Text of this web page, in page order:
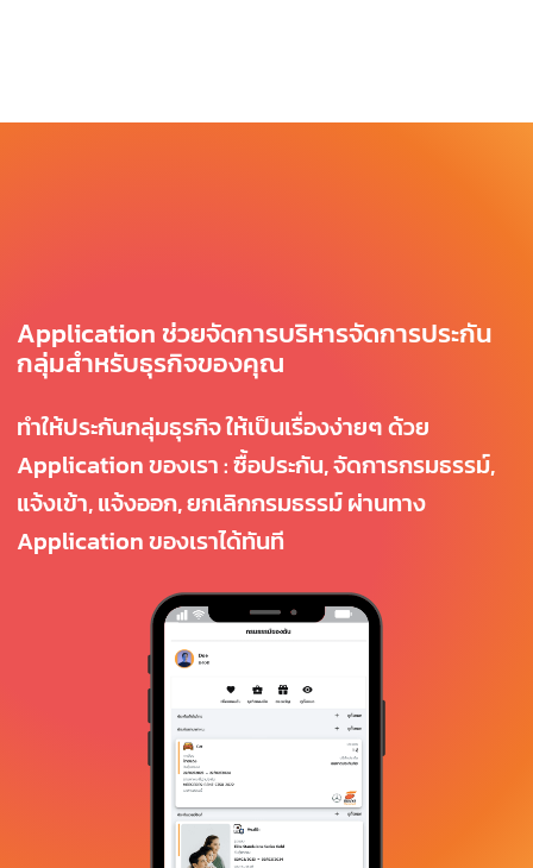
Application ช่วยจัดการบริหารจัดการประกัน
กลุ่มสำหรับธุรกิจของคุณ
ทำให้ประกันกลุ่มธุรกิจ ให้เป็นเรื่องง่ายๆ ด้วย
Application ของเรา : ซื้อประกัน, จัดการกรมธรรม์,
แจ้งเข้า, แจ้งออก, ยกเลิกกรมธรรม์ ผ่านทาง
Application ของเราได้ทันที